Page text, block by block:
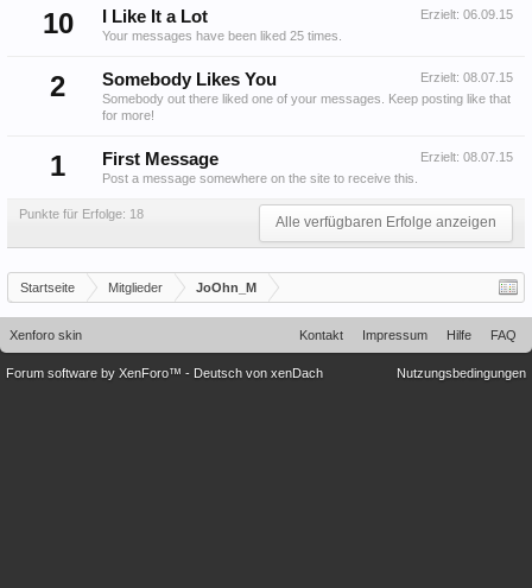
10 Erzielt: 06.09.15
I Like It a Lot
Your messages have been liked 25 times.
2 Erzielt: 08.07.15
Somebody Likes You
Somebody out there liked one of your messages. Keep posting like that
for more!
1 Erzielt: 08.07.15
First Message
Post a message somewhere on the site to receive this.
Punkte für Erfolge: 18 Alle verfügbaren Erfolge anzeigen
Startseite Mitglieder JoOhn_M
Xenforo skin Kontakt Impressum Hilfe FAQ
Nutzungsbedingungen
Forum software by XenForo™ - Deutsch von xenDach